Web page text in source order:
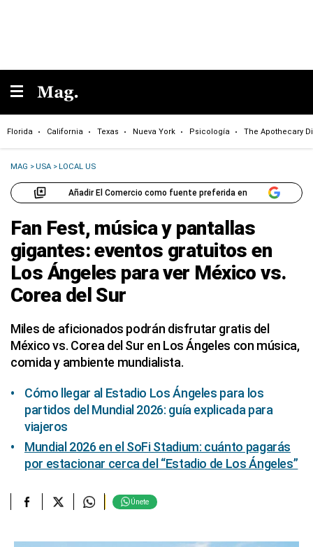
Florida California Texas Nueva York Psicología The Apothecary
MAG >USA >LOCAL US
Añadir El Comercio como fuente preferida en
Fan Fest, música y pantallas
gigantes: eventos gratuitos en
Los Ángeles para ver México vs.
Corea del Sur
Miles de aficionados podrán disfrutar gratis del
México vs. Corea del Sur en Los Ángeles con música,
comida y ambiente mundialista.
Cómo llegar al Estadio Los Ángeles para los
partidos del Mundial 2026: guía explicada para
viajeros
Mundial 2026 en el SoFi Stadium: cuánto pagarás
por estacionar cerca del “Estadio de Los Ángeles”
Únete